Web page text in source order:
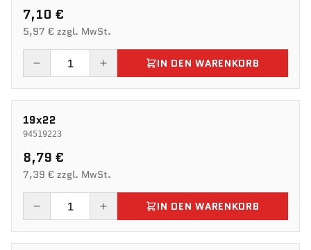
7,10 €
5,97 € zzgl. MwSt.
IN DEN WARENKORB
19x22
94519223
8,79 €
7,39 € zzgl. MwSt.
IN DEN WARENKORB